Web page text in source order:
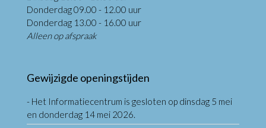
Donderdag 09.00 - 12.00 uur
Donderdag 13.00 - 16.00 uur
Alleen op afspraak
Gewijzigde openingstijden
- Het Informatiecentrum is gesloten op dinsdag 5 mei
en donderdag 14 mei 2026.